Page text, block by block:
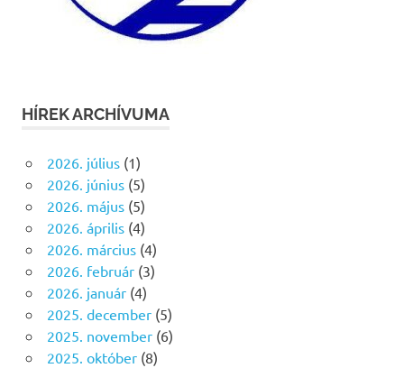
HÍREK ARCHÍVUMA
2026. július(1)
2026. június(5)
2026. május(5)
2026. április(4)
2026. március(4)
2026. február(3)
2026. január(4)
2025. december(5)
2025. november(6)
2025. október(8)